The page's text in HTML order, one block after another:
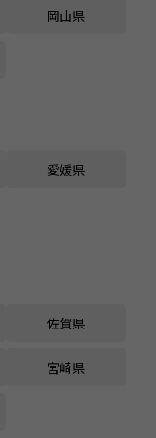
岡山県
愛媛県
佐賀県
宮崎県